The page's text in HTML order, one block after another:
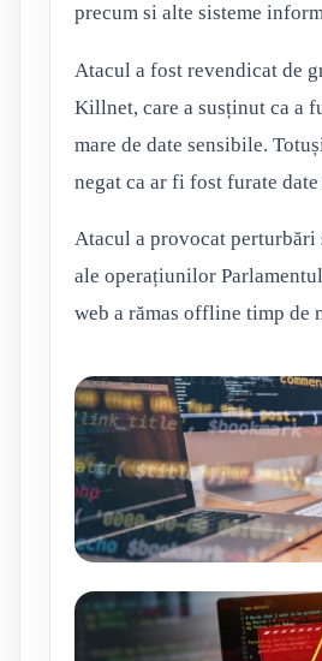
precum si alte sisteme
Atacul a fost revendicat de
Killnet, care a susținut ca a
mare de date sensibile.
negat ca ar fi fost furate
Atacul a provocat
ale operațiunilor
web a rămas offline timp de